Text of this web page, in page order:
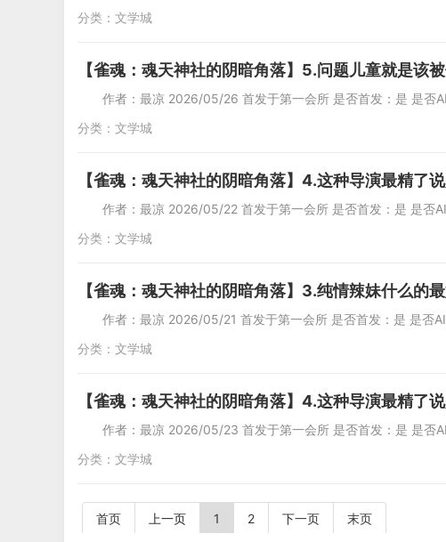
分类： 文学城
【雀魂：魂天神社的阴暗角落】5.问题儿童就是该
作者：最凉 2026/05/26 首发于第一会所 是否首发：是 是否
分类： 文学城
【雀魂：魂天神社的阴暗角落】4.这种导演最精了
作者：最凉 2026/05/22 首发于第一会所 是否首发：是 是否
分类： 文学城
【雀魂：魂天神社的阴暗角落】3.纯情辣妹什么的
作者：最凉 2026/05/21 首发于第一会所 是否首发：是 是否
分类： 文学城
【雀魂：魂天神社的阴暗角落】4.这种导演最精了
作者：最凉 2026/05/23 首发于第一会所 是否首发：是 是否
分类： 文学城
首页 上一页 1 2 下一页 末页